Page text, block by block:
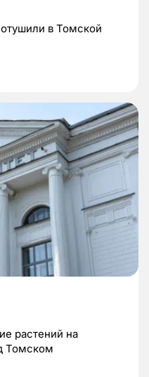
в Томской
растений на
Томском